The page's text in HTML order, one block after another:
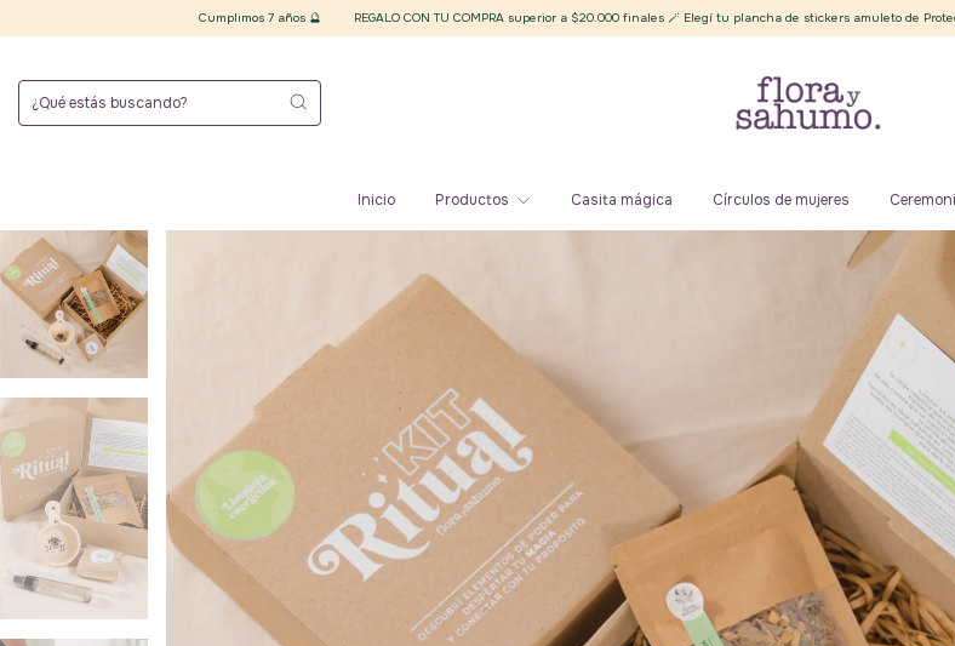
Cumplimos 7 años 🔮 REGALO CON TU COMPRA superior a $20.000 finales 🪄 Elegí tu plancha de stickers amuleto de Protección
Inicio Productos Casita mágica Círculos de mujeres